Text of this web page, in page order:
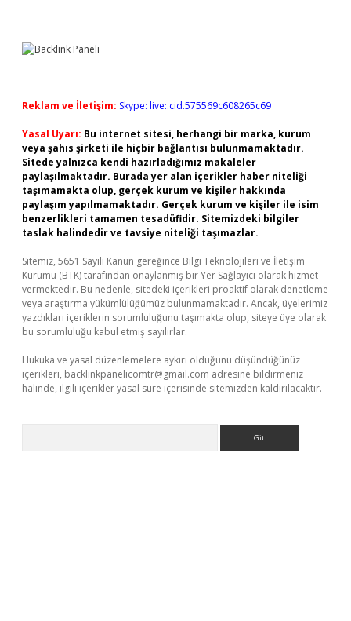
Reklam ve İletişim: Skype: live:.cid.575569c608265c69
Yasal Uyarı: Bu internet sitesi, herhangi bir marka, kurum
veya şahıs şirketi ile hiçbir bağlantısı bulunmamaktadır.
Sitede yalnızca kendi hazırladığımız makaleler
paylaşılmaktadır. Burada yer alan içerikler haber niteliği
taşımamakta olup, gerçek kurum ve kişiler hakkında
paylaşım yapılmamaktadır. Gerçek kurum ve kişiler ile isim
benzerlikleri tamamen tesadüfidir. Sitemizdeki bilgiler
taslak halindedir ve tavsiye niteliği taşımazlar.
Sitemiz, 5651 Sayılı Kanun gereğince Bilgi Teknolojileri ve İletişim
Kurumu (BTK) tarafından onaylanmış bir Yer Sağlayıcı olarak hizmet
vermektedir. Bu nedenle, sitedeki içerikleri proaktif olarak denetleme
veya araştırma yükümlülüğümüz bulunmamaktadır. Ancak, üyelerimiz
yazdıkları içeriklerin sorumluluğunu taşımakta olup, siteye üye olarak
bu sorumluluğu kabul etmiş sayılırlar.
Hukuka ve yasal düzenlemelere aykırı olduğunu düşündüğünüz
içerikleri, backlinkpanelicomtr@gmail.com adresine bildirmeniz
halinde, ilgili içerikler yasal süre içerisinde sitemizden kaldırılacaktır.